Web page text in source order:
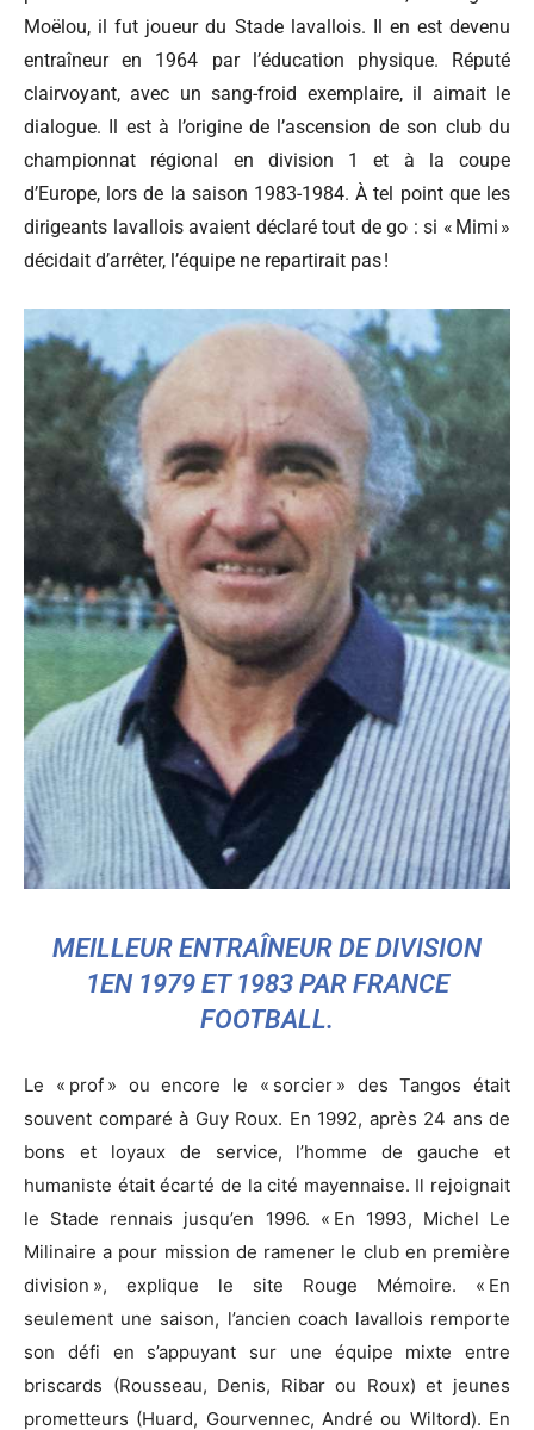
Moëlou, il fut joueur du Stade lavallois. Il en est devenu
entraîneur en 1964 par l’éducation physique. Réputé
clairvoyant, avec un sang-froid exemplaire, il aimait le
dialogue. Il est à l’origine de l’ascension de son club du
championnat régional en division 1 et à la coupe
d’Europe, lors de la saison 1983-1984. À tel point que les
dirigeants lavallois avaient déclaré tout de go : si « Mimi »
décidait d’arrêter, l’équipe ne repartirait pas !
MEILLEUR ENTRAÎNEUR DE DIVISION
1EN 1979 ET 1983 PAR FRANCE
FOOTBALL.
Le « prof » ou encore le « sorcier » des Tangos était
souvent comparé à Guy Roux. En 1992, après 24 ans de
bons et loyaux de service, l’homme de gauche et
humaniste était écarté de la cité mayennaise. Il rejoignait
le Stade rennais jusqu’en 1996. « En 1993, Michel Le
Milinaire a pour mission de ramener le club en première
division », explique le site Rouge Mémoire. « En
seulement une saison, l’ancien coach lavallois remporte
son défi en s’appuyant sur une équipe mixte entre
briscards (Rousseau, Denis, Ribar ou Roux) et jeunes
prometteurs (Huard, Gourvennec, André ou Wiltord). En